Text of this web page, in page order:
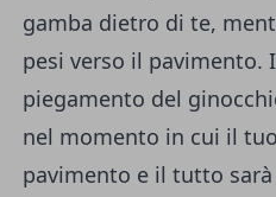
gamba dietro di te,
pesi verso il pavimento.
piegamento del
nel momento in cui il
pavimento e il tutto